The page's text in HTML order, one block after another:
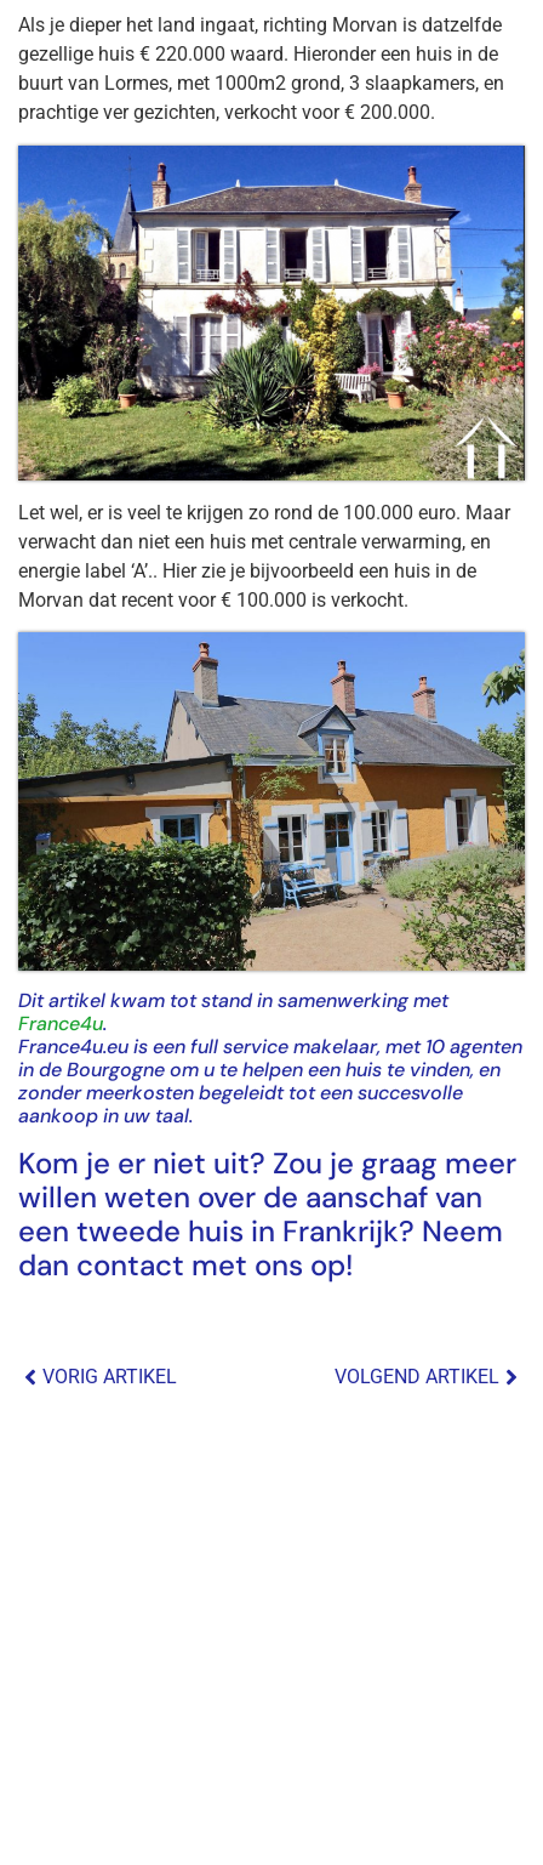
Als je dieper het land ingaat, richting Morvan is datzelfde
gezellige huis € 220.000 waard. Hieronder een huis in de
buurt van Lormes, met 1000m2 grond, 3 slaapkamers, en
prachtige ver gezichten, verkocht voor € 200.000.
Let wel, er is veel te krijgen zo rond de 100.000 euro. Maar
verwacht dan niet een huis met centrale verwarming, en
energie label ‘A’.. Hier zie je bijvoorbeeld een huis in de
Morvan dat recent voor € 100.000 is verkocht.
Dit artikel kwam tot stand in samenwerking met
France4u.
France4u.eu is een full service makelaar, met 10 agenten
in de Bourgogne om u te helpen een huis te vinden, en
zonder meerkosten begeleidt tot een succesvolle
aankoop in uw taal.
Kom je er niet uit? Zou je graag meer
willen weten over de aanschaf van
een tweede huis in Frankrijk? Neem
dan contact met ons op!
VORIG ARTIKEL VOLGEND ARTIKEL